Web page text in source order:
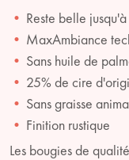
Reste belle
MaxAmbiance
Sans huile de
25% de cire
Sans graisse
Finition rustique
Les bougies de